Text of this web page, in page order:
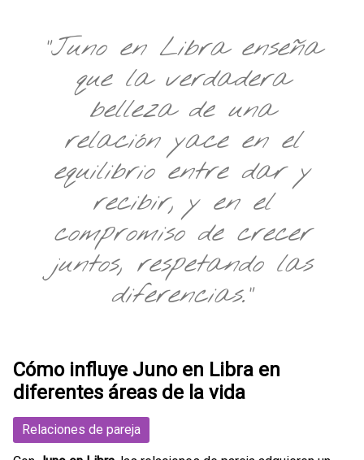
"Juno en Libra enseña
que la verdadera
belleza de una
relación yace en el
equilibrio entre dar y
recibir, y en el
compromiso de crecer
juntos, respetando las
diferencias."
Cómo influye Juno en Libra en
diferentes áreas de la vida
Relaciones de pareja